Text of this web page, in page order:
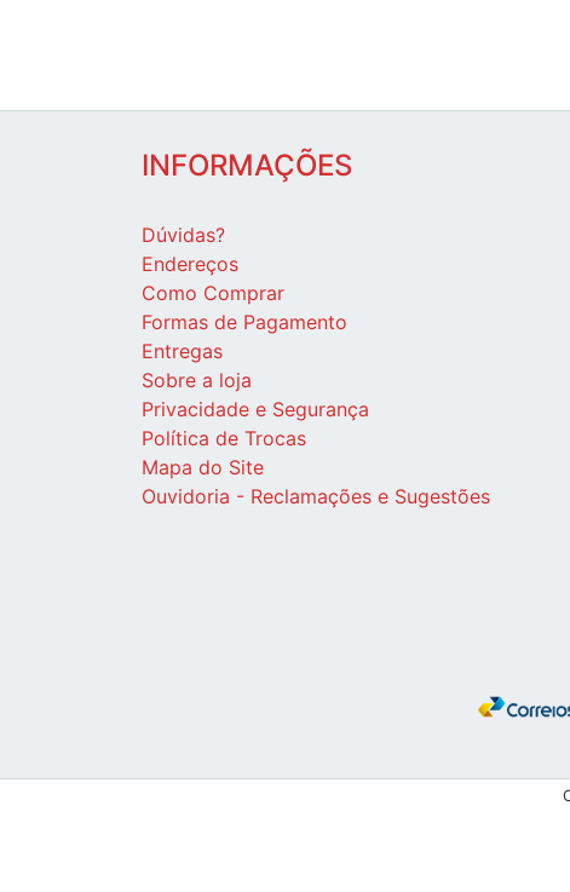
INFORMAÇÕES
Dúvidas?
Endereços
Como Comprar
Formas de Pagamento
Entregas
Sobre a loja
Privacidade e Segurança
Política de Trocas
Mapa do Site
Ouvidoria - Reclamações e Sugestões